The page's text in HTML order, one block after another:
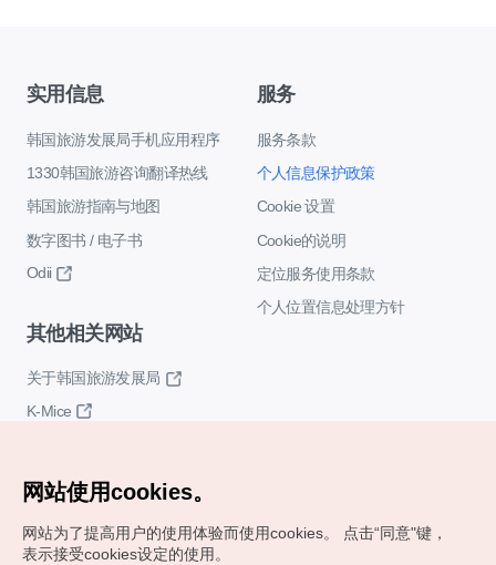
实用信息
韩国旅游发展局手机应用程序
1330韩国旅游咨询翻译热线
韩国旅游指南与地图
数字图书 / 电子书
Odii
服务
服务条款
个人信息保护政策
Cookie 设置
Cookie的说明
定位服务使用条款
个人位置信息处理方针
其他相关网站
关于韩国旅游发展局
K-Mice
网站使用cookies。
网站为了提高用户的使用体验而使用cookies。
点击“同意"键，
表示接受cookies设定的使用。